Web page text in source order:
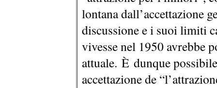
lontana dall’accettazione
discussione e i suoi limiti
vivesse nel 1950 avrebbe
attuale. È dunque
accettazione de